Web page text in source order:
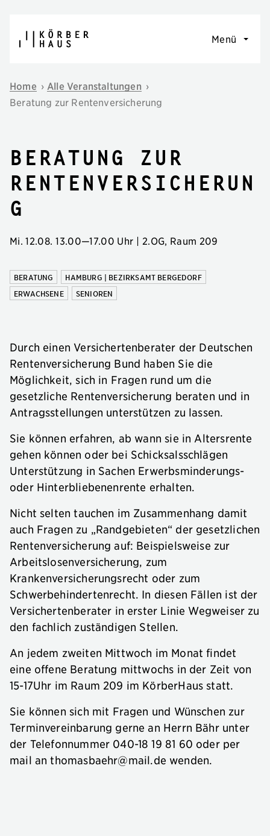
Menü
Home › Alle Veranstaltungen ›
Beratung zur Rentenversicherung
Beratung zur
Rentenversicherun
g
Mi. 12.08. 13.00—17.00 Uhr | 2.OG, Raum 209
BERATUNG
HAMBURG | BEZIRKSAMT BERGEDORF
ERWACHSENE
SENIOREN
Durch einen Versichertenberater der Deutschen
Rentenversicherung Bund haben Sie die
Möglichkeit, sich in Fragen rund um die
gesetzliche Rentenversicherung beraten und in
Antragsstellungen unterstützen zu lassen.
Sie können erfahren, ab wann sie in Altersrente
gehen können oder bei Schicksalsschlägen
Unterstützung in Sachen Erwerbsminderungs-
oder Hinterbliebenenrente erhalten.
Nicht selten tauchen im Zusammenhang damit
auch Fragen zu „Randgebieten“ der gesetzlichen
Rentenversicherung auf: Beispielsweise zur
Arbeitslosenversicherung, zum
Krankenversicherungsrecht oder zum
Schwerbehindertenrecht. In diesen Fällen ist der
Versichertenberater in erster Linie Wegweiser zu
den fachlich zuständigen Stellen.
An jedem zweiten Mittwoch im Monat findet
eine offene Beratung mittwochs in der Zeit von
15-17Uhr im Raum 209 im KörberHaus statt.
Sie können sich mit Fragen und Wünschen zur
Terminvereinbarung gerne an Herrn Bähr unter
der Telefonnummer 040-18 19 81 60 oder per
mail anthomasbaehr@mail.de wenden.